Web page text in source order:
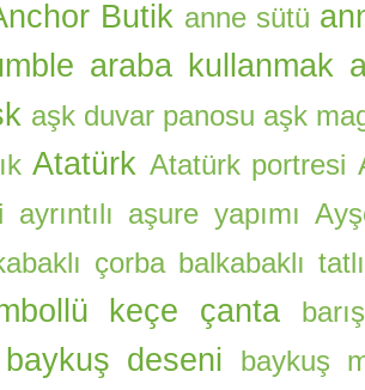
Butik anne sütü
araba kullanmak
aşk duvar panosu aşk
Atatürk Atatürk portresi
ayrıntılı aşure yapımı
çorba balkabaklı tatlı
keçe çanta
baykuş deseni baykuş